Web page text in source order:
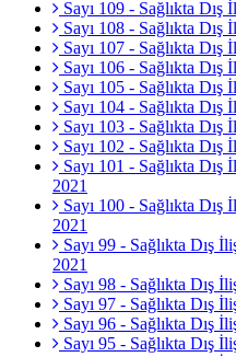
Sayı 109 - Sağlıkta
Sayı 108 - Sağlıkta
Sayı 107 - Sağlıkta
Sayı 106 - Sağlıkta
Sayı 105 - Sağlıkta
Sayı 104 - Sağlıkta
Sayı 103 - Sağlıkta
Sayı 102 - Sağlıkta
Sayı 101 - Sağlıkta
2021
Sayı 100 - Sağlıkta
2021
Sayı 99 - Sağlıkta Dış
2021
Sayı 98 - Sağlıkta Dış
Sayı 97 - Sağlıkta Dış
Sayı 96 - Sağlıkta Dış
Sayı 95 - Sağlıkta Dış